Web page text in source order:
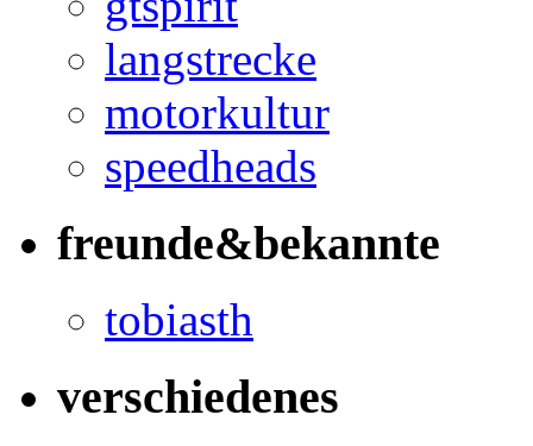
langstrecke
motorkultur
speedheads
freunde&bekannte
tobiasth
verschiedenes